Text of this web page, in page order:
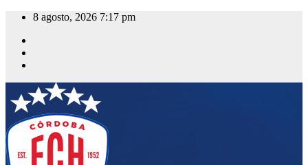
Saltar
contenido
8 agosto, 2026 7:17 pm